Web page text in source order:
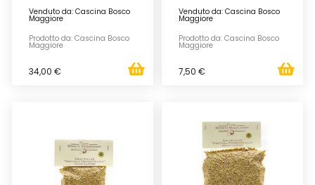
Venduto da: Cascina Bosco
Maggiore
Prodotto da: Cascina Bosco
Maggiore
34,00 €
Venduto da: Cascina Bosco
Maggiore
Prodotto da: Cascina Bosco
Maggiore
7,50 €